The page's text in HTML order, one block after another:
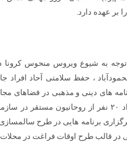
بر عهده دارد.
توجه به شیوع ویروس منحوس
، حفظ سلامتی آحاد افراد
های دینی و مذهبی در فضاهای
ویرس منحوس کرونا باهمکاری تعداد ۲۰ نفر از
برنامه هایی در طرح
در قالب طرح اوقات فراغت در